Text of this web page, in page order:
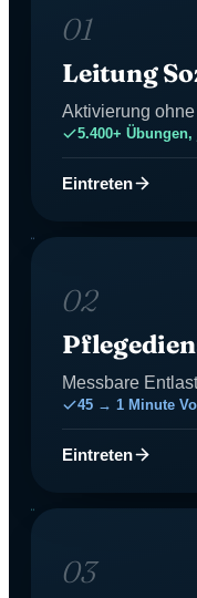
01
Leitung
Aktivierung
5.400+
Eintreten
02
Messbare
45 → 1 Minute
Eintreten
03